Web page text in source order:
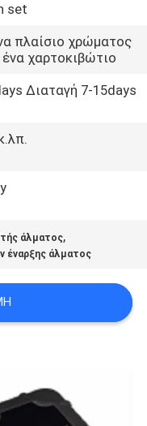
set
πλαίσιο χρώματος
χαρτοκιβώτιο
Διαταγή 7-15days
άλματος,
έναρξης άλματος